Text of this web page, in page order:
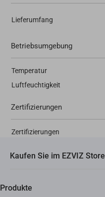
Lieferumfang
Betriebsumgebung
Temperatur
Luftfeuchtigkeit
Zertifizierungen
Zertifizierungen
Kaufen Sie im EZVIZ Store
Produkte